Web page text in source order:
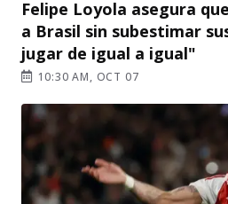
Felipe Loyola asegura
a Brasil sin subestimar
jugar de igual a igual"
10:30 AM, OCT 07